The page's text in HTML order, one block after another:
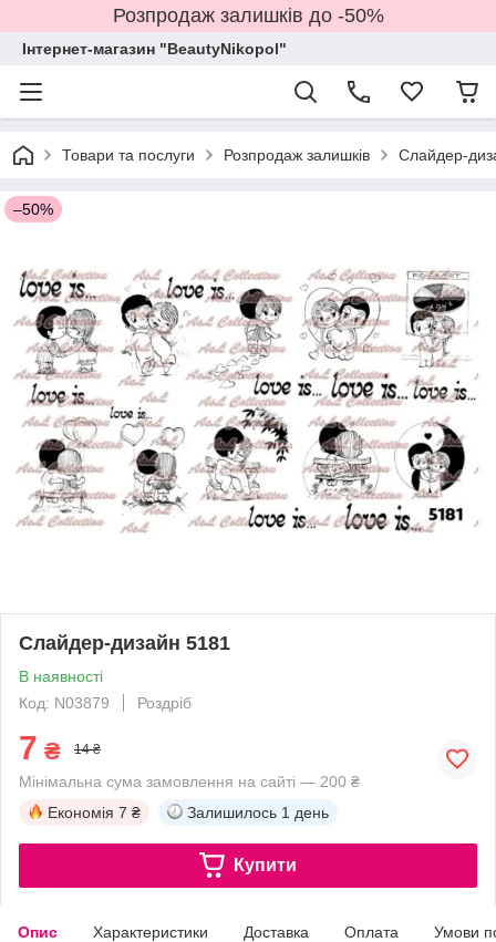
Розпродаж залишків до -50%
Інтернет-магазин "BeautyNikopol"
Товари та послуги Розпродаж залишків Слайдер-
–50%
Слайдер-дизайн 5181
В наявності
Код: N03879
Роздріб
7 ₴ 14 ₴
Мінімальна сума замовлення на сайті — 200 ₴
Економія 7 ₴ Залишилось 1 день
Купити
Опис Характеристики Доставка Оплата Умови